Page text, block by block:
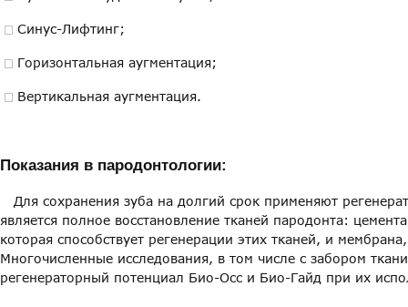
Синус-Лифтинг;
Горизонтальная аугментация;
Вертикальная аугментация.
Показания в пародонтологии:
Для сохранения зуба на долгий срок применяют
является полное восстановление тканей пародонта:
которая способствует регенерации этих тканей, и
Многочисленные исследования, в том числе с забором
регенераторный потенциал Био-Осс и Био-Гайд при их